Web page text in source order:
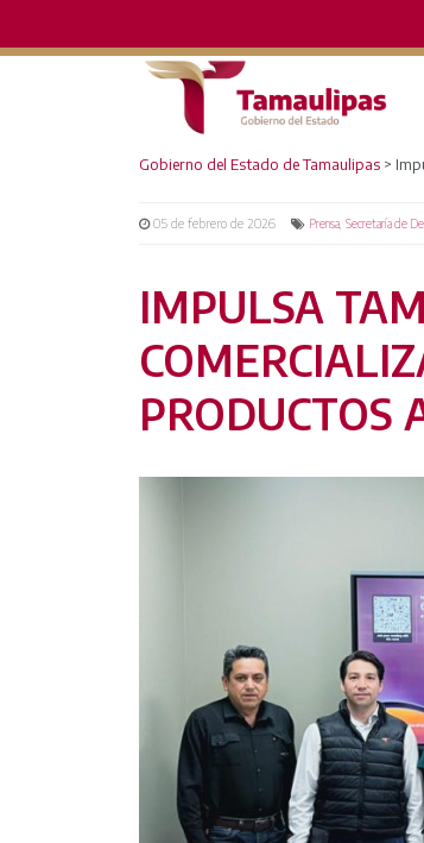
Gobierno del Estado de Tamaulipas >
05 de febrero de 2026 Prensa Secretaría de
IMPULSA
PRODUCTOS